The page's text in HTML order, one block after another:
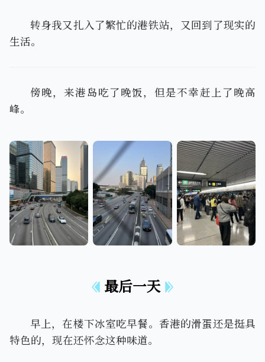
转身我又扎入了繁忙的港铁站，又回到了现实的
生活。
傍晚，来港岛吃了晚饭，但是不幸赶上了晚高
峰。
IMG_4229.webp IMG_4228.webp IMG_4235.webp
最后一天
早上，在楼下冰室吃早餐。香港的滑蛋还是挺具
特色的，现在还怀念这种味道。